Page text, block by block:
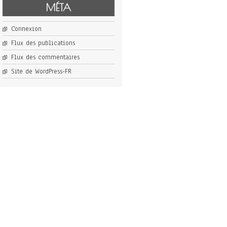
MÉTA
Connexion
Flux des publications
Flux des commentaires
Site de WordPress-FR